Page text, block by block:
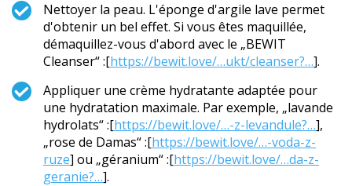
Nettoyer la peau. L'éponge d'argile lave permet
d'obtenir un bel effet. Si vous êtes maquillée,
démaquillez-vous d'abord avec le „BEWIT
Cleanser“ :[https://bewit.love/…ukt/cleanser?…].
Appliquer une crème hydratante adaptée pour
une hydratation maximale. Par exemple, „lavande
hydrolats“ :[https://bewit.love/…-z-levandule?…],
„rose de Damas“ :[https://bewit.love/…-voda-z-
ruze] ou „géranium“ :[https://bewit.love/…da-z-
geranie?…].